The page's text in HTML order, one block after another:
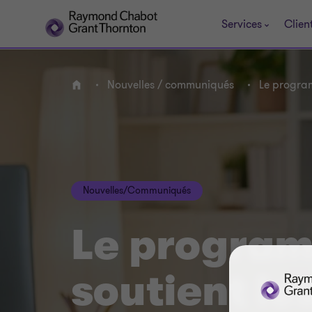
Services
ACCUEILNouvelles / communiqués Le
Nouvelles/Communiqués
Le
soutient